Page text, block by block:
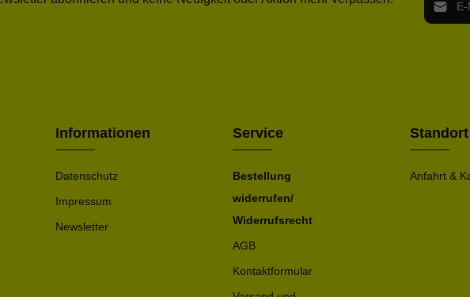
Informationen
Datenschutz
Impressum
Newsletter
Service
Bestellung
widerrufen/
Widerrufsrecht
AGB
Kontaktformular
Standort
Anfahrt &